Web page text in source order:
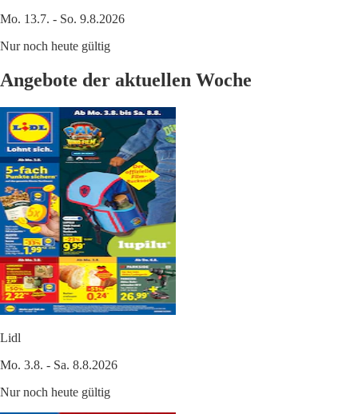
Mo. 13.7. - So. 9.8.2026
Nur noch heute gültig
Angebote der aktuellen Woche
Lidl
Mo. 3.8. - Sa. 8.8.2026
Nur noch heute gültig